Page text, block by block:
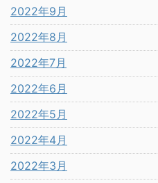
2022年9月
2022年8月
2022年7月
2022年6月
2022年5月
2022年4月
2022年3月